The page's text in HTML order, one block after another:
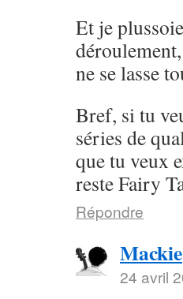
Et je
ne se lasse
Bref, si tu
séries de
que tu veux
reste Fairy
Répondre
Mackie
24 avril